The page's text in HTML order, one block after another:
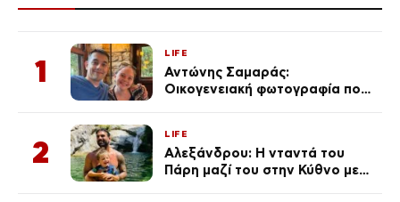
1
LIFE
Αντώνης Σαμαράς:
Οικογενειακή φωτογραφία που
Λένας
2
LIFE
Αλεξάνδρου: Η νταντά του
Πάρη μαζί του στην Κύθνο με